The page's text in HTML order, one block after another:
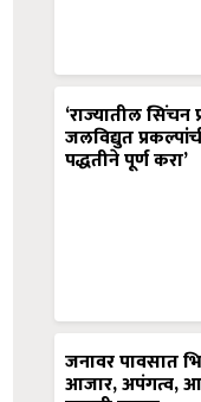
‘राज्यातील
जलविद्युत
पद्धतीने पूर्ण करा’
जनावर पावसात
आजार, अपंगत्व,